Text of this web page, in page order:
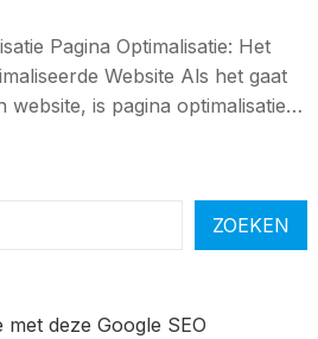
Pagina Optimalisatie: Het
Website Als het gaat
website, is pagina optimalisatie…
ZOEKEN
met deze Google SEO